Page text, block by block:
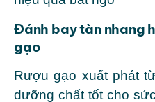
Đánh bay tàn nhang
gạo
Rượu gạo xuất phát
dưỡng chất tốt cho